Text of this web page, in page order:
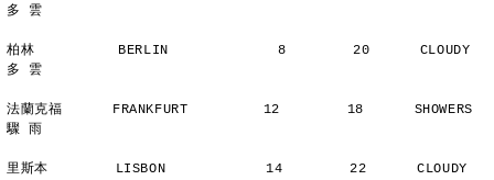
多 雲
柏林          BERLIN             8        20      CLOUDY
多 雲
法蘭克福      FRANKFURT         12        18      SHOWERS
驟 雨
里斯本        LISBON            14        22      CLOUDY